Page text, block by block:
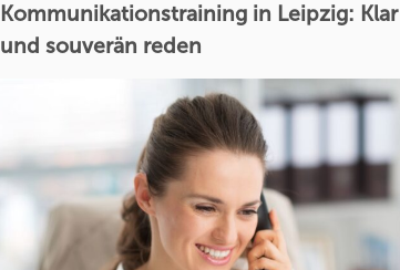
Kommunikationstraining in Leipzig: Klar
und souverän reden